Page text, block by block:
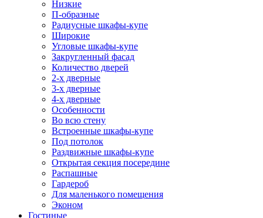
Низкие
П-образные
Радиусные шкафы-купе
Широкие
Угловые шкафы-купе
Закругленный фасад
Количество дверей
2-х дверные
3-х дверные
4-х дверные
Особенности
Во всю стену
Встроенные шкафы-купе
Под потолок
Раздвижные шкафы-купе
Открытая секция посередине
Распашные
Гардероб
Для маленького помещения
Эконом
Гостиные